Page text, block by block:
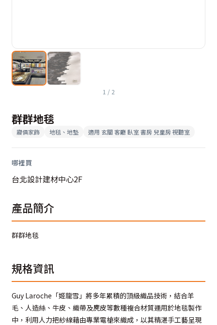
1 / 2
群群地毯
寢俱家飾 地毯、地墊 適用 玄關 客廳 臥室 書房 兒童房 視聽室
哪裡買
台北設計建材中心2F
產品簡介
群群地毯
規格資訊
Guy Laroche「姬龍雪」將多年累積的頂級織品技術，結合羊
毛、人造絲、牛皮、織帶及麂皮等數種複合材質運用於地毯製作
中，利用人力把紗線藉由專業電槍來織成，以其精湛手工藝呈現